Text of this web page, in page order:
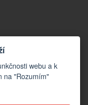
webu a k
na "Rozumím"